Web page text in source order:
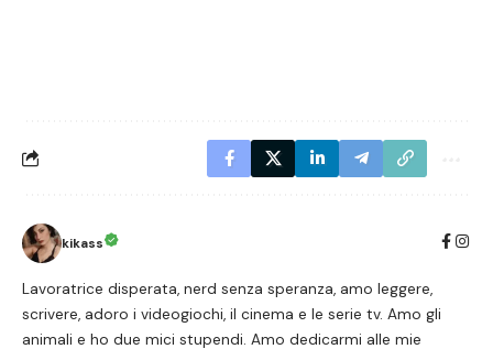
kikass
Lavoratrice disperata, nerd senza speranza, amo leggere,
scrivere, adoro i videogiochi, il cinema e le serie tv. Amo gli
animali e ho due mici stupendi. Amo dedicarmi alle mie